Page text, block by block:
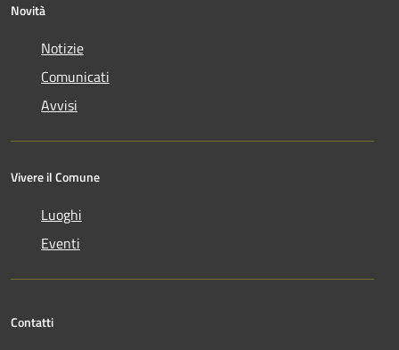
Novità
Notizie
Comunicati
Avvisi
Vivere il Comune
Luoghi
Eventi
Contatti